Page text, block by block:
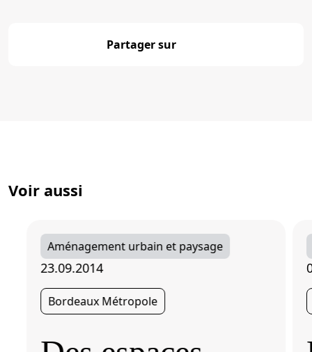
Partager sur
Voir aussi
Aménagement urbain et paysage
23.09.2014
Bordeaux Métropole